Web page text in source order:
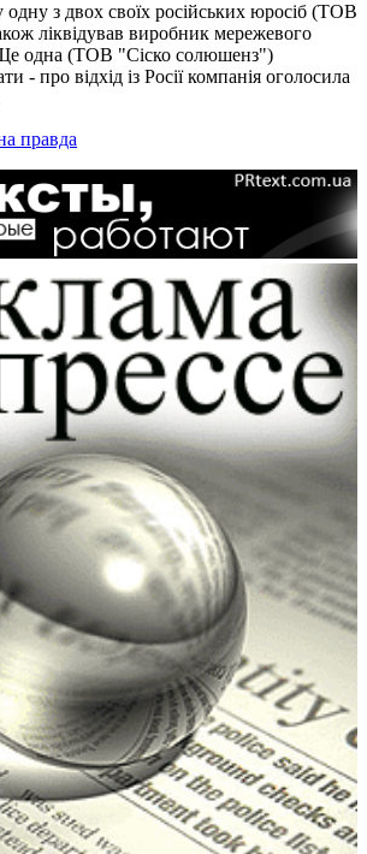
одну з двох своїх російських юросіб (ТОВ
ліквідував виробник мережевого
одна (ТОВ "Сіско солюшенз")
- про відхід із Росії компанія оголосила
правда